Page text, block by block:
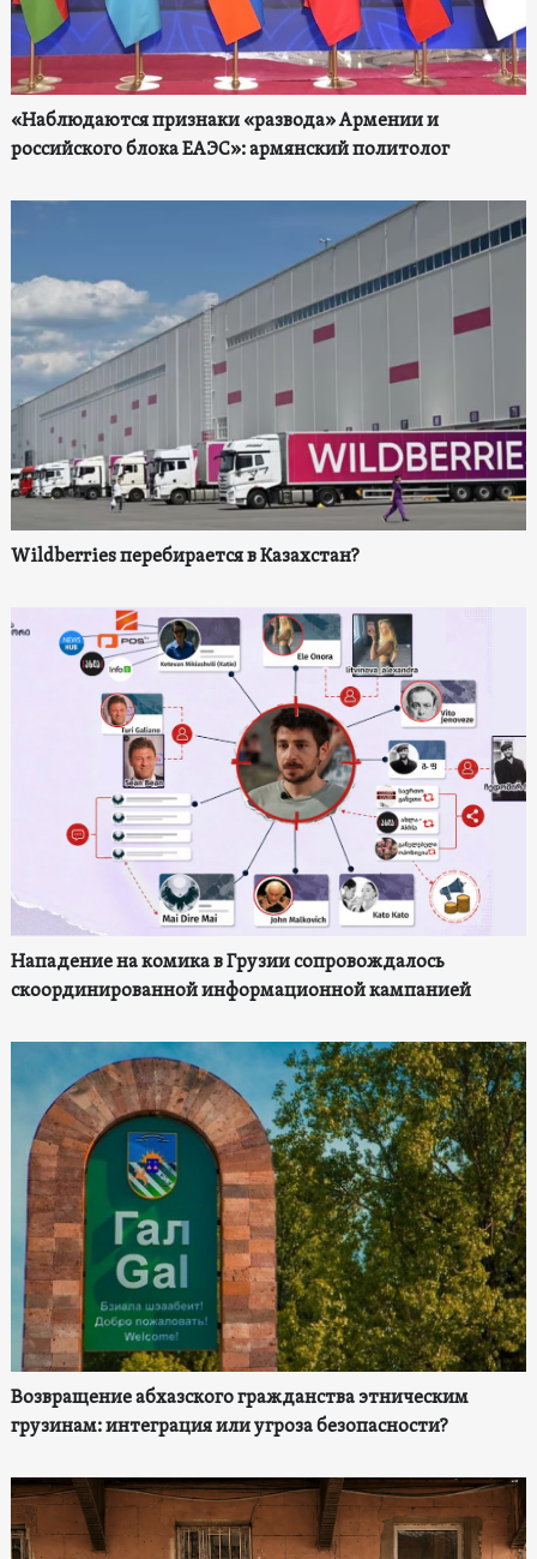
«Наблюдаются признаки «развода» Армении и
российского блока ЕАЭС»: армянский политолог
Wildberries перебирается в Казахстан?
Нападение на комика в Грузии сопровождалось
скоординированной информационной кампанией
Возвращение абхазского гражданства этническим
грузинам: интеграция или угроза безопасности?